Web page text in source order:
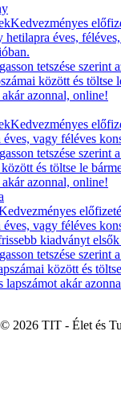
Kedvezményes
hetilapra éves,
tetszése szerint
között és töltse
azonnal, online!
Kedvezményes
vagy féléves
tetszése szerint
és töltse le
azonnal, online!
vagy féléves
kiadványt
tetszése szerint
között és
lapszámot akár
2026 TIT - Élet és